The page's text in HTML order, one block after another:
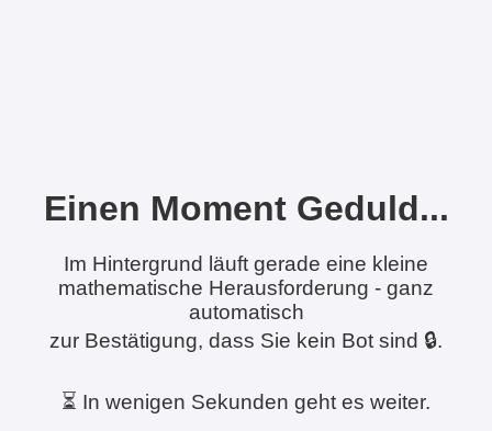
Einen Moment Geduld...
Im Hintergrund läuft gerade eine kleine
mathematische Herausforderung - ganz
automatisch
zur Bestätigung, dass Sie kein Bot sind 🔒.
⏳ In wenigen Sekunden geht es weiter.